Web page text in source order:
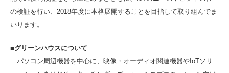
の検証を行い、2018年度に本格展開することを目指して取り組んでま
いります。
■グリーンハウスについて
パソコン周辺機器を中心に、映像・オーディオ関連機器やIoTソリ